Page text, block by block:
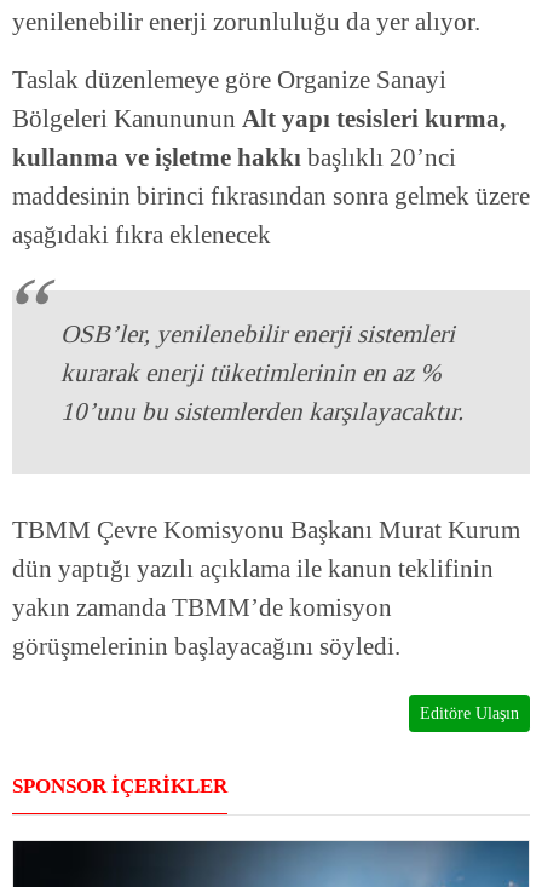
yenilenebilir enerji zorunluluğu da yer alıyor.
Taslak düzenlemeye göre Organize Sanayi
Bölgeleri Kanununun Alt yapı tesisleri kurma,
kullanma ve işletme hakkı başlıklı 20’nci
maddesinin birinci fıkrasından sonra gelmek üzere
aşağıdaki fıkra eklenecek
OSB’ler, yenilenebilir enerji sistemleri
kurarak enerji tüketimlerinin en az %
10’unu bu sistemlerden karşılayacaktır.
TBMM Çevre Komisyonu Başkanı Murat Kurum
dün yaptığı yazılı açıklama ile kanun teklifinin
yakın zamanda TBMM’de komisyon
görüşmelerinin başlayacağını söyledi.
Editöre Ulaşın
SPONSOR İÇERİKLER